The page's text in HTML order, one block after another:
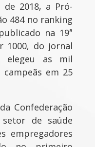
2018, a Pró-
484 no ranking
na 19ª
1000, do jornal
elegeu as mil
campeãs em 25
Confederação
de saúde
empregadores